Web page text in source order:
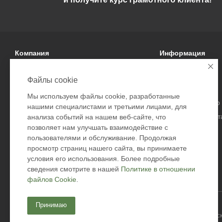
Компания
О компании
Подарочные сертификаты
Информация
Гарантия на товар
Безопасность
Возврат товара
Контакты
2026 © Academyfishing - продажа товаров для рыбалки по
Файлы cookie
Мы используем файлы cookie, разработанные
нашими специалистами и третьими лицами, для
анализа событий на нашем веб-сайте, что
позволяет нам улучшать взаимодействие с
пользователями и обслуживание. Продолжая
просмотр страниц нашего сайта, вы принимаете
условия его использования. Более подробные
сведения смотрите в нашей Политике в отношении
файлов Cookie
Принимаю